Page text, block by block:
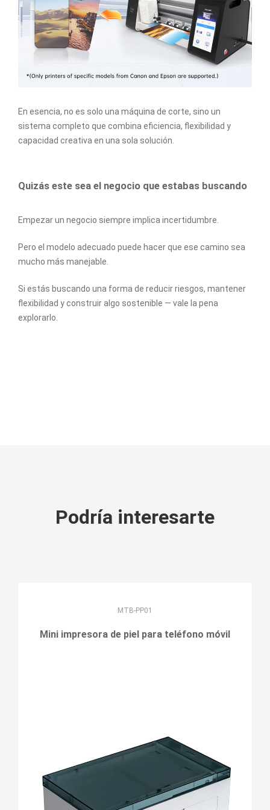
En esencia, no es solo una máquina de corte, sino un
sistema completo que combina eficiencia, flexibilidad y
capacidad creativa en una sola solución.
Quizás este sea el negocio que estabas buscando
Empezar un negocio siempre implica incertidumbre.
Pero el modelo adecuado puede hacer que ese camino sea
mucho más manejable.
Si estás buscando una forma de reducir riesgos, mantener
flexibilidad y construir algo sostenible — vale la pena
explorarlo.
Podría interesarte
MTB-PP01
Mini impresora de piel para teléfono móvil